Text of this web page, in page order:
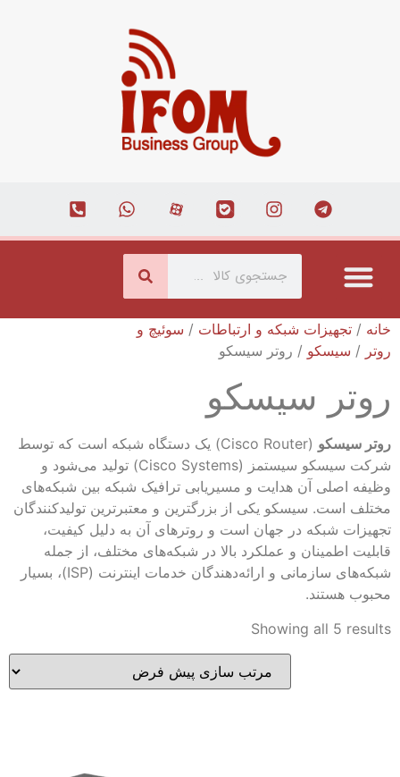
خانه / تجهیزات شبکه و ارتباطات / سوئیچ و
روتر / سیسکو / روتر سیسکو
روتر سیسکو
روتر سیسکو
(Cisco Router) یک دستگاه شبکه است که توسط
شرکت سیسکو سیستمز (Cisco Systems) تولید می‌شود و
وظیفه اصلی آن هدایت و مسیریابی ترافیک شبکه بین شبکه‌های
مختلف است. سیسکو یکی از بزرگترین و معتبرترین تولیدکنندگان
تجهیزات شبکه در جهان است و روترهای آن به دلیل کیفیت،
قابلیت اطمینان و عملکرد بالا در شبکه‌های مختلف، از جمله
شبکه‌های سازمانی و ارائه‌دهندگان خدمات اینترنت (ISP)، بسیار
محبوب هستند.
Showing all 5 results